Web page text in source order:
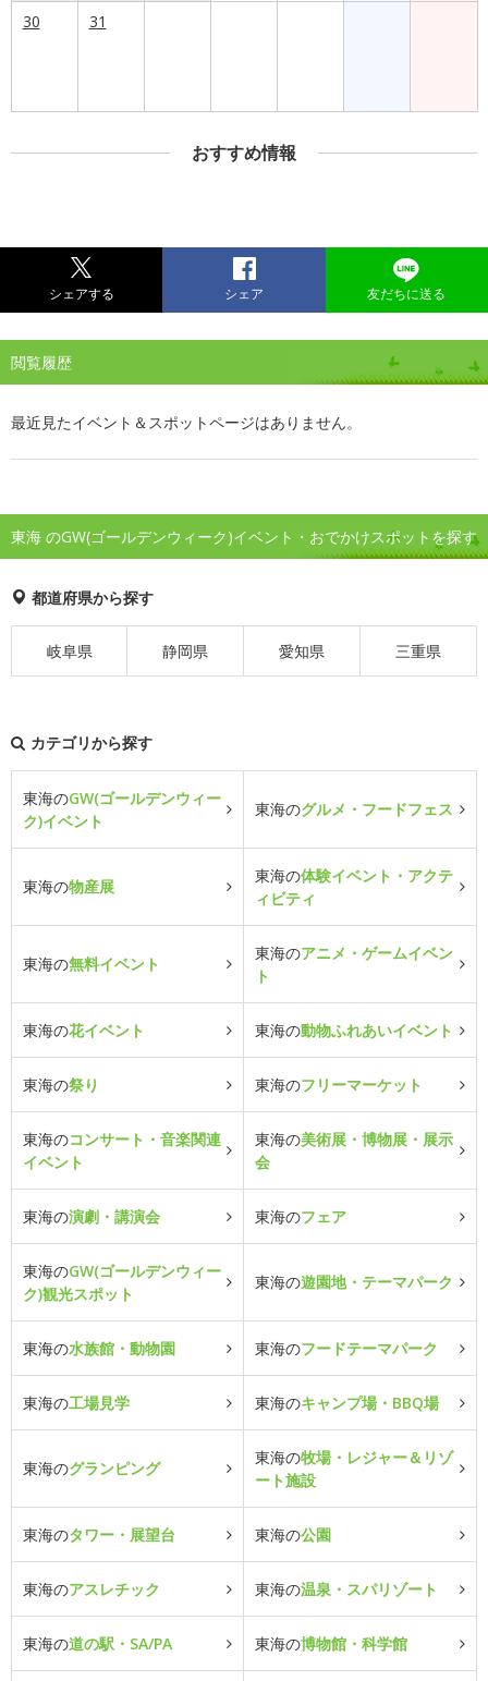
30 31
おすすめ情報
シェアする シェア 友だちに送る
閲覧履歴
最近見たイベント＆スポットページはありません。
東海 のGW(ゴールデンウィーク)イベント・おでかけスポットを探す
都道府県から探す
岐阜県 静岡県 愛知県 三重県
カテゴリから探す
東海のGW(ゴールデンウィー
ク)イベント
東海のグルメ・フードフェス
東海の物産展
東海の体験イベント・アクテ
ィビティ
東海の無料イベント
東海のアニメ・ゲームイベン
ト
東海の花イベント 東海の動物ふれあいイベント
東海の祭り 東海のフリーマーケット
東海のコンサート・音楽関連
イベント
東海の美術展・博物展・展示
会
東海の演劇・講演会 東海のフェア
東海のGW(ゴールデンウィー
ク)観光スポット
東海の遊園地・テーマパーク
東海の水族館・動物園 東海のフードテーマパーク
東海の工場見学 東海のキャンプ場・BBQ場
東海のグランピング
東海の牧場・レジャー＆リゾ
ート施設
東海のタワー・展望台 東海の公園
東海のアスレチック 東海の温泉・スパリゾート
東海の道の駅・SA/PA 東海の博物館・科学館